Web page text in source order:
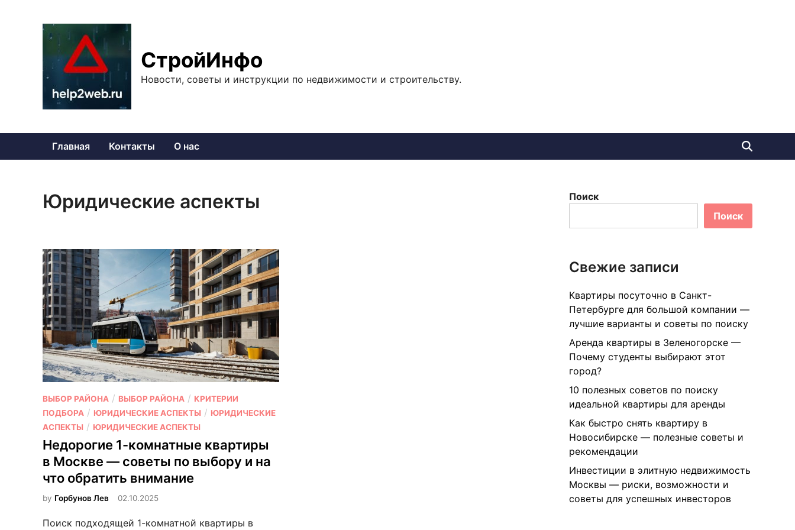
содержимому
СтройИнфо
Новости, советы и инструкции по недвижимости и строительству.
Главная Контакты О нас
Юридические аспекты
О
п
у
б
и
к
о
а
ВЫБОР РАЙОНА / ВЫБОР РАЙОНА / КРИТЕРИИ
ПОДБОРА / ЮРИДИЧЕСКИЕ АСПЕКТЫ / ЮРИДИЧЕСКИЕ
АСПЕКТЫ / ЮРИДИЧЕСКИЕ АСПЕКТЫ
Недорогие 1-комнатные квартиры
в Москве — советы по выбору и на
что обратить внимание
by Горбунов Лев 02.10.2025
Поиск подходящей 1-комнатной квартиры в
Поиск
Поиск
Свежие записи
Квартиры посуточно в Санкт-
Петербурге для большой компании —
лучшие варианты и советы по поиску
Аренда квартиры в Зеленогорске —
Почему студенты выбирают этот
город?
10 полезных советов по поиску
идеальной квартиры для аренды
Как быстро снять квартиру в
Новосибирске — полезные советы и
рекомендации
Инвестиции в элитную недвижимость
Москвы — риски, возможности и
советы для успешных инвесторов